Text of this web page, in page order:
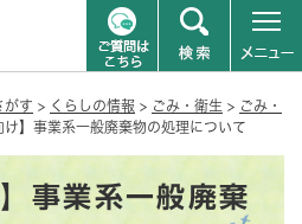
がす > くらしの情報 > ごみ・衛生 > ごみ・
け】事業系一般廃棄物の処理について
事業系一般廃棄